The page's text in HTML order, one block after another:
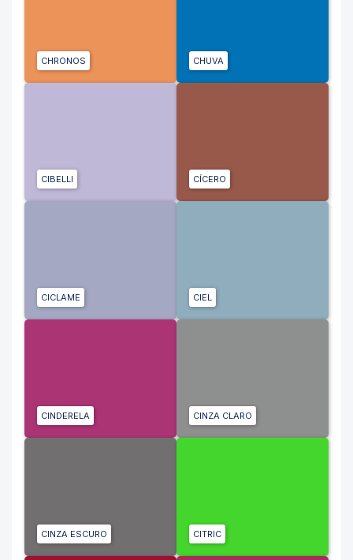
CHRONOS CHUVA
CIBELLI CÍCERO
CICLAME CIEL
CINDERELA CINZA CLARO
CINZA ESCURO CITRIC